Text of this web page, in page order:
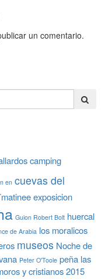
un comentario.
camping
en cuevas del
exposicion
Guion Robert Bolt huercal
de Arabia los moralicos
museos Noche de
Peter O'Toole peña las
y cristianos 2015